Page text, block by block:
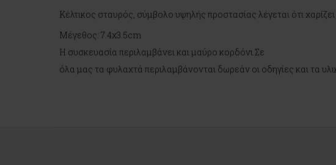
Κέλτικος σταυρός, σύμβολο υψηλής προστασίας λέγεται ότι
Μέγεθος: 7.4x3.5cm
Η συσκευασία περιλαμβάνει και μαύρο κορδόνι.Σε
όλα μας τα φυλαχτά περιλαμβάνονται δωρεάν οι οδηγίες και τα